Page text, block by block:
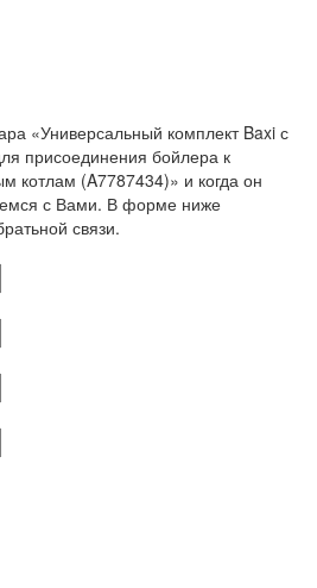
«Универсальный комплект Baxi с
присоединения бойлера к
котлам (A7787434)» и когда он
с Вами. В форме ниже
связи.